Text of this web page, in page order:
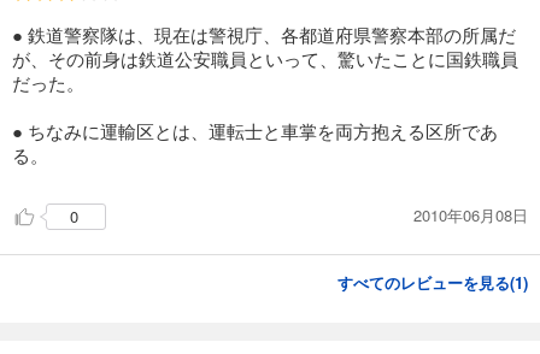
● 鉄道警察隊は、現在は警視庁、各都道府県警察本部の所属だ
が、その前身は鉄道公安職員といって、驚いたことに国鉄職員
だった。
● ちなみに運輸区とは、運転士と車掌を両方抱える区所であ
る。
0 2010年06月08日
すべてのレビューを見る(1)